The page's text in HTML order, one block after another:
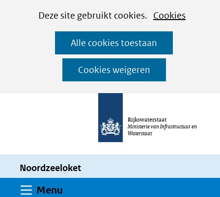
CookiesDeze site gebruikt cookies. Cookies
worden
toegestaan
Alle cookies toestaan
Cookies weigeren
Ga
naar
de
inhoud
Rijkswaterstaat
Ministerie van Infrastructuur en
Waterstaat
Noordzeeloket
Menu